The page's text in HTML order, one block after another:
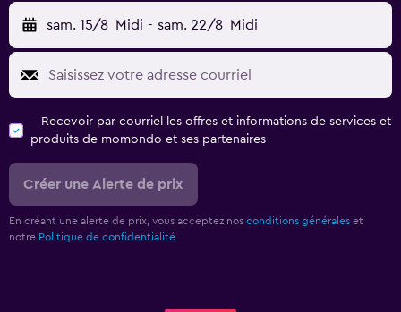
sam. 15/8 Midi - sam. 22/8 Midi
Recevoir par courriel les offres et informations de services et
produits de momondo et ses partenaires
Créer une Alerte de prix
En créant une alerte de prix, vous acceptez nos conditions générales et
notre Politique de confidentialité.